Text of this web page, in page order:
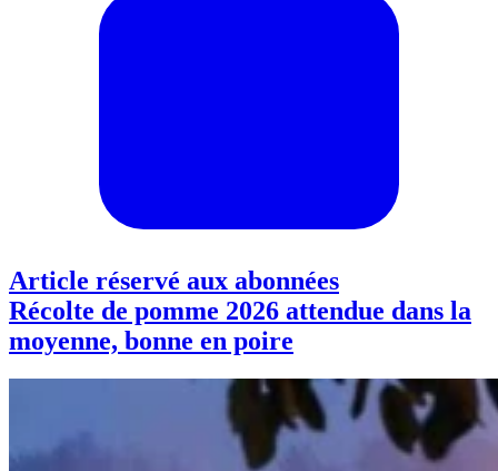
Article réservé aux abonnées
Récolte de pomme 2026 attendue dans la
moyenne, bonne en poire